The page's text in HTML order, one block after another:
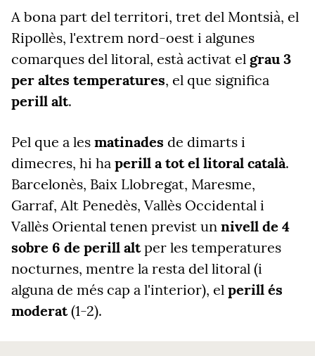
A bona part del territori, tret del Montsià, el
Ripollès, l'extrem nord-oest i algunes
comarques del litoral, està activat el grau 3
per altes temperatures, el que significa
perill alt.
Pel que a les matinades de dimarts i
dimecres, hi ha perill a tot el litoral català.
Barcelonès, Baix Llobregat, Maresme,
Garraf, Alt Penedès, Vallès Occidental i
Vallès Oriental tenen previst un nivell de 4
sobre 6 de perill altper les temperatures
nocturnes, mentre la resta del litoral (i
alguna de més cap a l'interior), el perill és
moderat(1-2).